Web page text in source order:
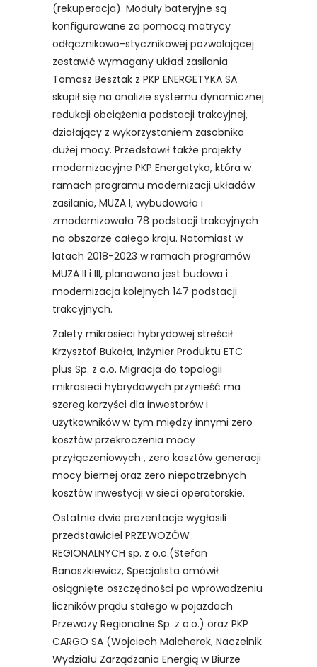
(rekuperacja). Moduły bateryjne są
konfigurowane za pomocą matrycy
odłącznikowo-stycznikowej pozwalającej
zestawić wymagany układ zasilania
Tomasz Besztak z PKP ENERGETYKA SA
skupił się na analizie systemu dynamicznej
redukcji obciążenia podstacji trakcyjnej,
działający z wykorzystaniem zasobnika
dużej mocy. Przedstawił także projekty
modernizacyjne PKP Energetyka, która w
ramach programu modernizacji układów
zasilania, MUZA I, wybudowała i
zmodernizowała 78 podstacji trakcyjnych
na obszarze całego kraju. Natomiast w
latach 2018-2023 w ramach programów
MUZA II i III, planowana jest budowa i
modernizacja kolejnych 147 podstacji
trakcyjnych.
Zalety mikrosieci hybrydowej streścił
Krzysztof Bukała, Inżynier Produktu ETC
plus Sp. z o.o. Migracja do topologii
mikrosieci hybrydowych przynieść ma
szereg korzyści dla inwestorów i
użytkowników w tym między innymi zero
kosztów przekroczenia mocy
przyłączeniowych , zero kosztów generacji
mocy biernej oraz zero niepotrzebnych
kosztów inwestycji w sieci operatorskie.
Ostatnie dwie prezentacje wygłosili
przedstawiciel PRZEWOZÓW
REGIONALNYCH sp. z o.o.(Stefan
Banaszkiewicz, Specjalista omówił
osiągnięte oszczędności po wprowadzeniu
liczników prądu stałego w pojazdach
Przewozy Regionalne Sp. z o.o.) oraz PKP
CARGO SA (Wojciech Malcherek, Naczelnik
Wydziału Zarządzania Energią w Biurze